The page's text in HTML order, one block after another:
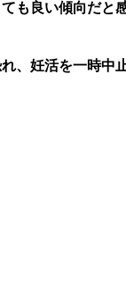
も良い傾向だと
、妊活を一時中